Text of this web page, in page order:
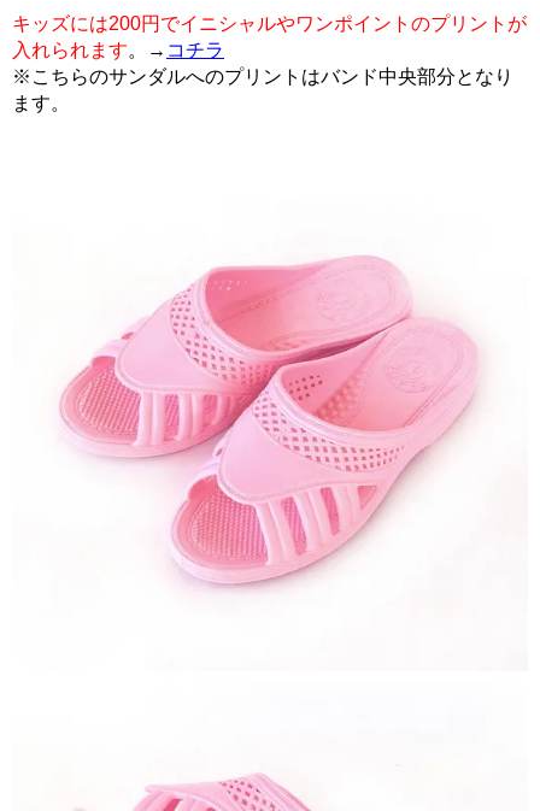
キッズには200円でイニシャルやワンポイントのプリントが
入れられます。→ コチラ
※こちらのサンダルへのプリントはバンド中央部分となり
ます。